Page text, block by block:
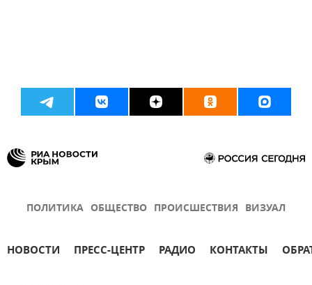
ПОЛИТИКА ОБЩЕСТВО ПРОИСШЕСТВИЯ ВИЗУАЛ
НОВОСТИ ПРЕСС-ЦЕНТР РАДИО КОНТАКТЫ